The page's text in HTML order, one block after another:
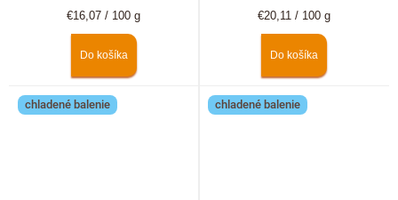
Jednotková
€16,07 / 100 g
Do košíka
Jednotková
€20,11 / 100 g
Do košíka
chladené balenie chladené balenie